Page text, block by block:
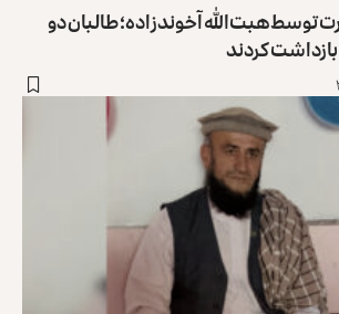
توسط هبت‌الله آخوندزاده؛ طالبان دو
کردند